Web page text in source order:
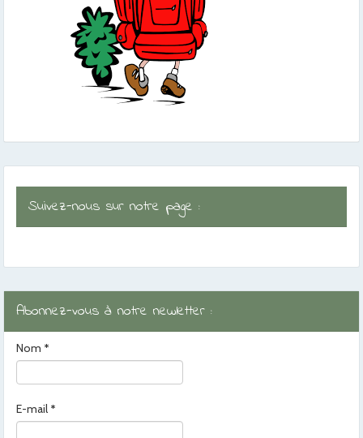
Suivez-nous sur notre page :
Abonnez-vous à notre newletter :
Nom *
E-mail *